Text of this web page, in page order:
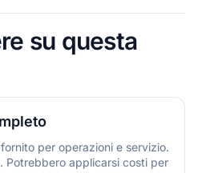
su questa
per operazioni e servizio.
Potrebbero applicarsi costi per